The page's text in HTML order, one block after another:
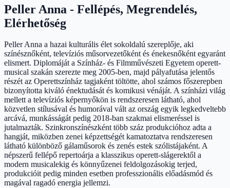
Peller Anna - Fellépés, Megrendelés,
Elérhetőség
Peller Anna a hazai kulturális élet sokoldalú szereplője, aki
színésznőként, televíziós műsorvezetőként és énekesnőként egyaránt
elismert. Diplomáját a Színház- és Filmművészeti Egyetem operett-
musical szakán szerezte meg 2005-ben, majd pályafutása jelentős
részét az Operettszínház tagjaként töltötte, ahol számos főszerepben
bizonyította kiváló énektudását és komikusi vénáját. A színházi világ
mellett a televíziós képernyőkön is rendszeresen látható, ahol
közvetlen stílusával és humorával vált az ország egyik legkedveltebb
arcává, munkásságát pedig 2018-ban szakmai elismeréssel is
jutalmazták. Szinkronszínészként több száz produkcióhoz adta a
hangját, miközben zenei képzettségét kamatoztatva rendszeresen
látható különböző gálaműsorok és zenés estek szólistájaként. A
népszerű fellépő repertoárja a klasszikus operett-slágerektől a
modern musicalekig és könnyűzenei feldolgozásokig terjed,
produkcióit pedig minden esetben professzionális előadásmód és
magával ragadó energia jellemzi.